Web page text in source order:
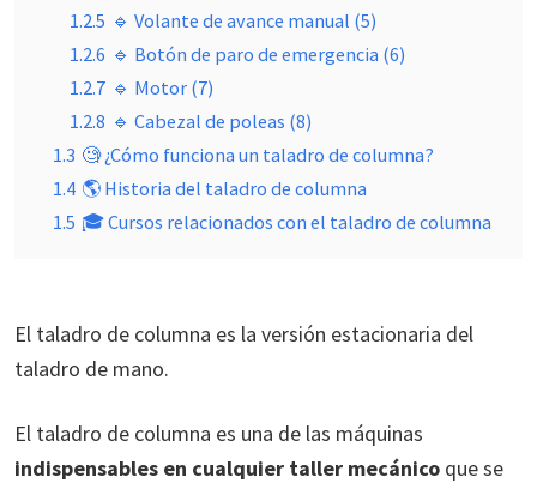
1.2.5 🔹 Volante de avance manual (5)
1.2.6 🔹 Botón de paro de emergencia (6)
1.2.7 🔹 Motor (7)
1.2.8 🔹 Cabezal de poleas (8)
1.3 🧐 ¿Cómo funciona un taladro de columna?
1.4 🌎 Historia del taladro de columna
1.5 🎓 Cursos relacionados con el taladro de columna
El taladro de columna es la versión estacionaria del
taladro de mano.
El taladro de columna es una de las máquinas
indispensables en cualquier taller mecánico que se